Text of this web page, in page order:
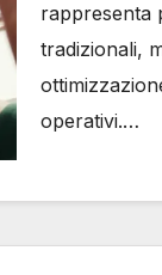
rappresenta
tradizionali,
operativi.…